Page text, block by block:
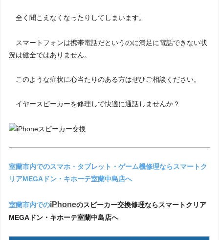
全く聞こえなくなったりしてしまいます。
スマートフォンは携帯電話だというのに満足に電話できない状
況は健全ではありません。
このような症状に心当たりのある方はぜひご相談ください。
イヤースピーカーを修理して快適に通話しませんか？
室蘭市内でのスマホ・タブレット・ゲーム機修理ならスマートク
リアMEGAドン・キホーテ室蘭中島店へ
室蘭市内でのiPhoneのスピーカー交換修理ならスマートクリア
MEGAドン・キホーテ室蘭中島店へ